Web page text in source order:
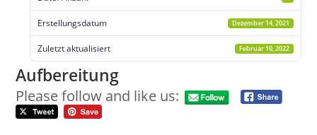
Erstellungsdatum Dezember 14, 2021
Zuletzt aktualisiert Februar 10, 2022
Aufbereitung
Please follow and like us: